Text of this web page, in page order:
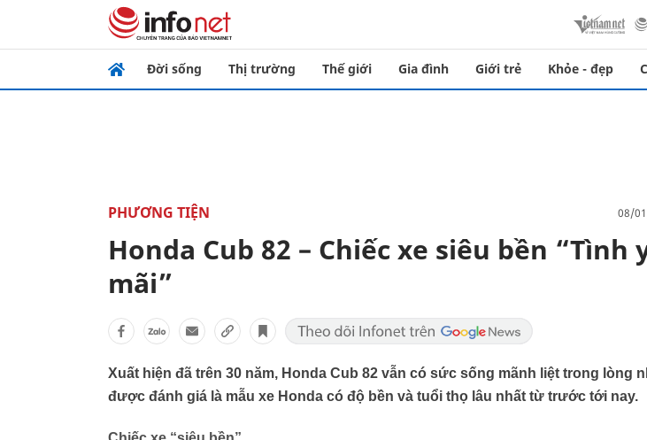
Đời sống Thị trường Thế giới Gia đình Giới trẻ Khỏe - đẹp
PHƯƠNG TIỆN 08/
Honda Cub 82 – Chiếc xe siêu bền “Tình
mãi”
Xuất hiện đã trên 30 năm, Honda Cub 82 vẫn có sức sống mãnh liệt trong lòng
được đánh giá là mẫu xe Honda có độ bền và tuổi thọ lâu nhất từ trước tới nay.